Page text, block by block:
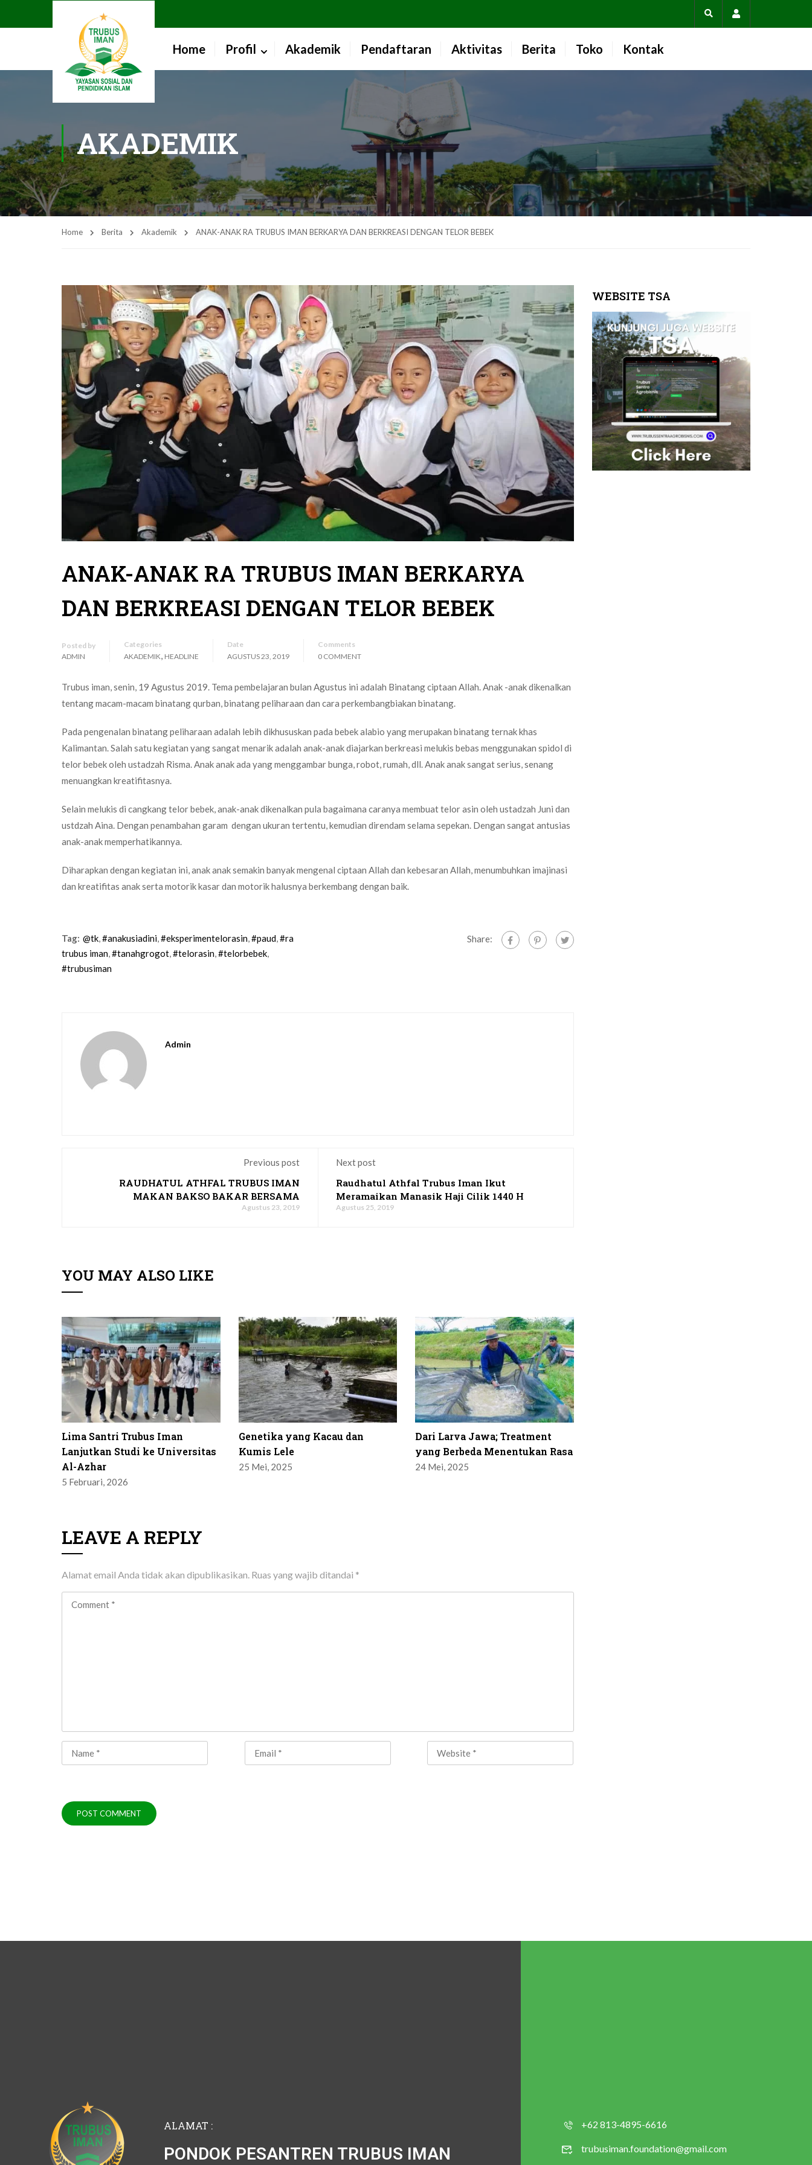
Home Profil Akademik Pendaftaran Aktivitas Berita Toko Kontak
AKADEMIK
Home Berita Akademik ANAK-ANAK RA TRUBUS IMAN BERKARYA DAN BERKREASI DENGAN TELOR BEBEK
ANAK-ANAK RA TRUBUS IMAN BERKARYA
DAN BERKREASI DENGAN TELOR BEBEK
Posted by
ADMIN
Categories
AKADEMIK, HEADLINE
Date
AGUSTUS 23, 2019
Comments
0 COMMENT
Trubus iman, senin, 19 Agustus 2019. Tema pembelajaran bulan Agustus ini adalah Binatang ciptaan Allah. Anak -anak dikenalkan
tentang macam-macam binatang qurban, binatang peliharaan dan cara perkembangbiakan binatang.
Pada pengenalan binatang peliharaan adalah lebih dikhususkan pada bebek alabio yang merupakan binatang ternak khas
Kalimantan. Salah satu kegiatan yang sangat menarik adalah anak-anak diajarkan berkreasi melukis bebas menggunakan spidol di
telor bebek oleh ustadzah Risma. Anak anak ada yang menggambar bunga, robot, rumah, dll. Anak anak sangat serius, senang
menuangkan kreatifitasnya.
Selain melukis di cangkang telor bebek, anak-anak dikenalkan pula bagaimana caranya membuat telor asin oleh ustadzah Juni dan
ustdzah Aina. Dengan penambahan garam dengan ukuran tertentu, kemudian direndam selama sepekan. Dengan sangat antusias
anak-anak memperhatikannya.
Diharapkan dengan kegiatan ini, anak anak semakin banyak mengenal ciptaan Allah dan kebesaran Allah, menumbuhkan imajinasi
dan kreatifitas anak serta motorik kasar dan motorik halusnya berkembang dengan baik.
Tag: @tk,#anakusiadini,#eksperimentelorasin,#paud,#ra
trubus iman,#tanahgrogot,#telorasin,#telorbebek,
#trubusiman
Share:
Admin
Previous post
RAUDHATUL ATHFAL TRUBUS IMAN
MAKAN BAKSO BAKAR BERSAMA
Agustus 23, 2019
Next post
Raudhatul Athfal Trubus Iman Ikut
Meramaikan Manasik Haji Cilik 1440 H
Agustus 25, 2019
YOU MAY ALSO LIKE
Lima Santri Trubus Iman
Lanjutkan Studi ke Universitas
Al-Azhar
5 Februari, 2026
Genetika yang Kacau dan
Kumis Lele
25 Mei, 2025
Dari Larva Jawa; Treatment
yang Berbeda Menentukan Rasa
24 Mei, 2025
LEAVE A REPLY
Alamat email Anda tidak akan dipublikasikan. Ruas yang wajib ditandai *
WEBSITE TSA
ALAMAT :
PONDOK PESANTREN TRUBUS IMAN
+62 813-4895-6616
trubusiman.foundation@gmail.com